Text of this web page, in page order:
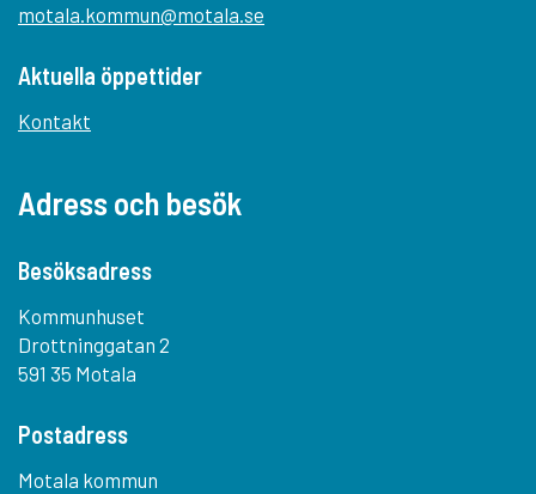
motala.kommun@motala.se
Aktuella öppettider
Kontakt
Adress och besök
Besöksadress
Kommunhuset
Drottninggatan 2
591 35 Motala
Postadress
Motala kommun